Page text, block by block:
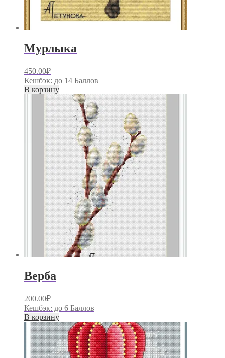
Мурлыка
450.00₽
Кешбэк: до 14 Баллов
В корзину
Верба
200.00₽
Кешбэк: до 6 Баллов
В корзину